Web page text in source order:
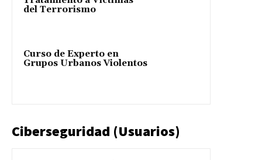
del Terrorismo
Curso de Experto en
Grupos Urbanos Violentos
Ciberseguridad (Usuarios)